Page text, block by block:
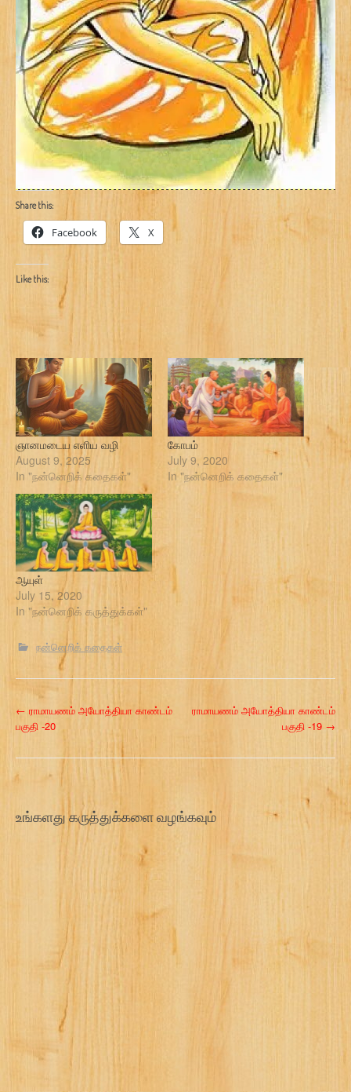
Share this:
Facebook X
Like this:
ஞானமடைய எளிய வழி
August 9, 2025
In "நன்னெறிக் கதைகள்"
கோபம்
July 9, 2020
In "நன்னெறிக் கதைகள்"
ஆயுள்
July 15, 2020
In "நன்னெறிக் கருத்துக்கள்"
நன்னெறிக் கதைகள்
P
s
n
i
o
← ராமாயணம் அயோத்தியா காண்டம்
பகுதி -20
ராமாயணம் அயோத்தியா காண்டம்
பகுதி -19→
உங்களது கருத்துக்களை வழங்கவும்